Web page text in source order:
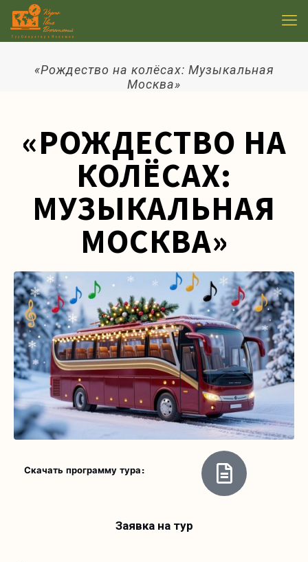
«Рождество на колёсах: Музыкальная
Москва»
«РОЖДЕСТВО НА
КОЛЁСАХ:
МУЗЫКАЛЬНАЯ
МОСКВА»
Скачать программу тура:
Заявка на тур